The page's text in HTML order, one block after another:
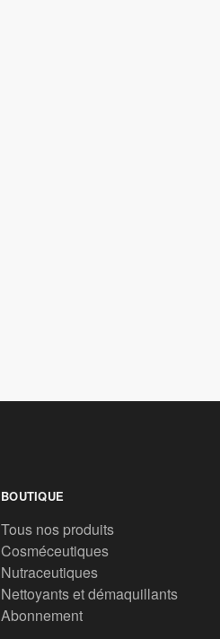
BOUTIQUE
Tous nos produits
Cosméceutiques
Nutraceutiques
Nettoyants et démaquillants
Abonnement